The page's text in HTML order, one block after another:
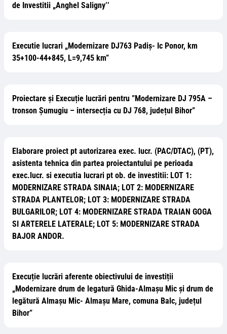
de Investitii „Anghel Saligny’’
Executie lucrari „Modernizare DJ763 Padiș- Ic Ponor, km
35+100-44+845, L=9,745 km”
Proiectare și Execuție lucrări pentru ”Modernizare DJ 795A –
tronson Șumugiu – intersecția cu DJ 768, județul Bihor”
Elaborare proiect pt autorizarea exec. lucr. (PAC/DTAC), (PT),
asistenta tehnica din partea proiectantului pe perioada
exec.lucr. si executia lucrari pt ob. de investitii: LOT 1:
MODERNIZARE STRADA SINAIA; LOT 2: MODERNIZARE
STRADA PLANTELOR; LOT 3: MODERNIZARE STRADA
BULGARILOR; LOT 4: MODERNIZARE STRADA TRAIAN GOGA
SI ARTERELE LATERALE; LOT 5: MODERNIZARE STRADA
BAJOR ANDOR.
Execuție lucrări aferente obiectivului de investiții
„Modernizare drum de legatură Ghida-Almașu Mic și drum de
legătură Almașu Mic- Almașu Mare, comuna Balc, județul
Bihor”